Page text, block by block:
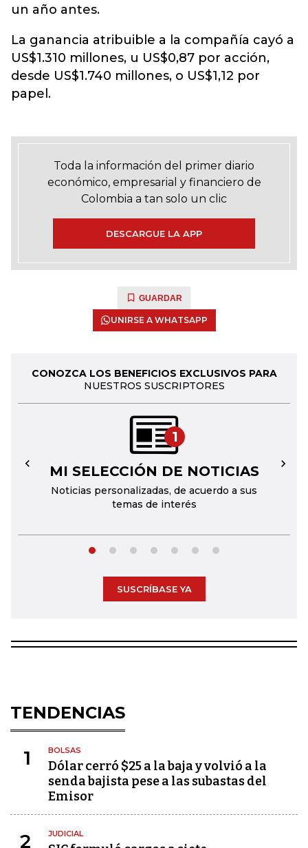
un año antes.
La ganancia atribuible a la compañía cayó a
US$1.310 millones, u US$0,87 por acción,
desde US$1.740 millones, o US$1,12 por
papel.
Toda la información del primer diario
económico, empresarial y financiero de
Colombia a tan solo un clic
DESCARGUE LA APP
GUARDAR
UNIRSE A WHATSAPP
CONOZCA LOS BENEFICIOS EXCLUSIVOS PARA
NUESTROS SUSCRIPTORES
1
MI SELECCIÓN DE NOTICIAS
Noticias personalizadas, de acuerdo a sus
temas de interés
← →
SUSCRÍBASE YA
TENDENCIAS
1 BOLSAS
Dólar cerró $25 a la baja y volvió a la
senda bajista pese a las subastas del
Emisor
2 JUDICIAL